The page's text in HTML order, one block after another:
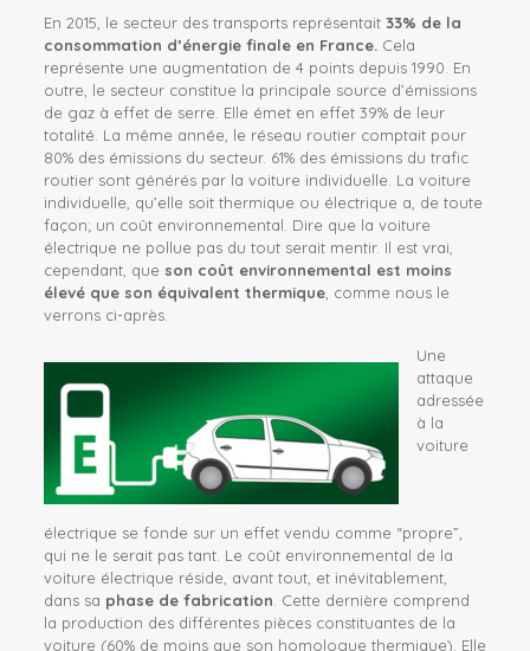
En 2015, le secteur des transports représentait 33% de la
consommation d’énergie finale en France. Cela
représente une augmentation de 4 points depuis 1990. En
outre, le secteur constitue la principale source d’émissions
de gaz à effet de serre. Elle émet en effet 39% de leur
totalité. La même année, le réseau routier comptait pour
80% des émissions du secteur. 61% des émissions du trafic
routier sont générés par la voiture individuelle . La voiture
individuelle, qu’elle soit thermique ou électrique a, de toute
façon; un coût environnemental. Dire que la voiture
électrique ne pollue pas du tout serait mentir. Il est vrai,
cependant, que son coût environnemental est moins
élevé que son équivalent thermique, comme nous le
verrons ci-après.
Une
attaque
adressée
à la
voiture
électrique se fonde sur un effet vendu comme “propre”,
qui ne le serait pas tant. Le coût environnemental de la
voiture électrique réside, avant tout, et inévitablement,
dans sa phase de fabrication . Cette dernière comprend
la production des différentes pièces constituantes de la
voiture (60% de moins que son homologue thermique). Elle